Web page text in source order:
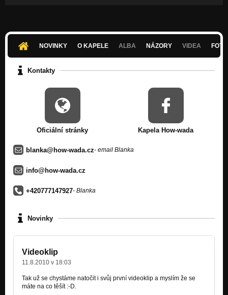
NOVINKY O KAPELE ALBA NÁZORY VIDEA
Kontakty
Oficiální stránky Kapela How-wada
blanka@how-wada.cz- email Blanka
info@how-wada.cz
+420777147927- Blanka
Novinky
Videoklip
11.8.2010 v 18:03
Tak už se chystáme natočit i svůj první videoklip a myslím že se
máte na co těšít :-D.